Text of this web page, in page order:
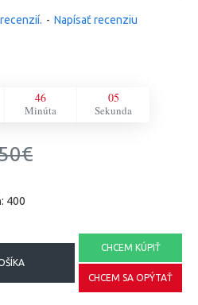
- Napísať recenziu
46
Minúta
04
Sekunda
400
CHCEM KÚPIŤ
CHCEM SA OPÝTAŤ